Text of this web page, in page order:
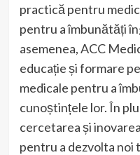
practică pentru
pentru a îmbunătăți
asemenea, ACC
educație și formare
medicale pentru a
cunoștințele lor. În
cercetarea și
pentru a dezvolta